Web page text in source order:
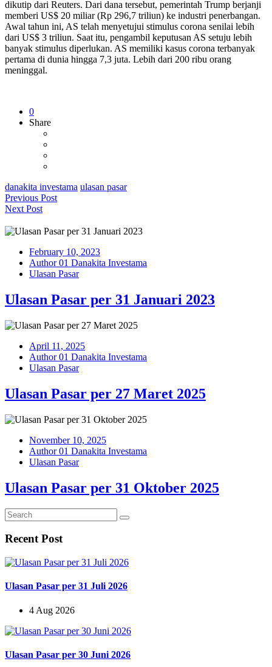
dikutip dari Reuters. Dari dana tersebut, pemerintah Trump berjanji
memberi US$ 20 miliar (Rp 296,7 triliun) ke industri penerbangan.
Awal tahun ini, AS telah menyetujui stimulus corona senilai lebih
dari US$ 3 triliun. Saat itu, pengambil keputusan AS setuju lebih
banyak stimulus diperlukan. AS memiliki kasus corona terbanyak
pertama di dunia hingga 7,3 juta. Lebih dari 200 ribu orang
meninggal.
0
Share
danakita investama ulasan pasar
Previous Post
Next Post
February 10, 2023
Author 01 Danakita Investama
Ulasan Pasar
Ulasan Pasar per 31 Januari 2023
April 11, 2025
Author 01 Danakita Investama
Ulasan Pasar
Ulasan Pasar per 27 Maret 2025
November 10, 2025
Author 01 Danakita Investama
Ulasan Pasar
Ulasan Pasar per 31 Oktober 2025
Recent Post
Ulasan Pasar per 31 Juli 2026
4 Aug 2026
Ulasan Pasar per 30 Juni 2026